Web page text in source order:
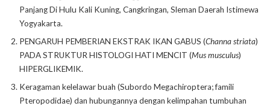
Panjang Di Hulu Kali Kuning, Cangkringan, Sleman Daerah Istimewa
Yogyakarta.
PENGARUH PEMBERIAN EKSTRAK IKAN GABUS (Channa striata)
PADA STRUKTUR HISTOLOGI HATI MENCIT (Mus musculus)
HIPERGLIKEMIK.
Keragaman kelelawar buah (Subordo Megachiroptera; famili
Pteropodidae) dan hubungannya dengan kelimpahan tumbuhan